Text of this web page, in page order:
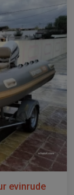
evinrude